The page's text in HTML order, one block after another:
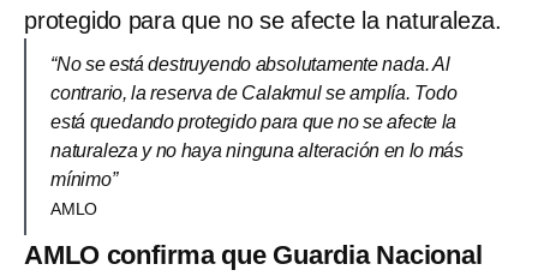
protegido para que no se afecte la naturaleza.
“No se está destruyendo absolutamente nada. Al
contrario, la reserva de Calakmul se amplía. Todo
está quedando protegido para que no se afecte la
naturaleza y no haya ninguna alteración en lo más
mínimo”
AMLO
AMLO confirma que Guardia Nacional